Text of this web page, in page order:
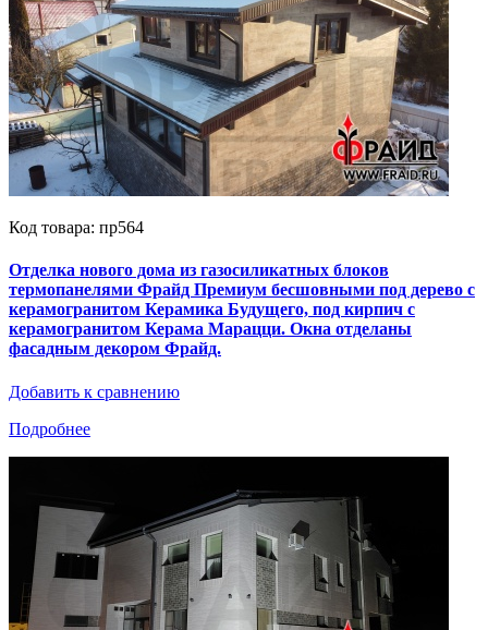
Код товара: пр564
Отделка нового дома из газосиликатных блоков
термопанелями Фрайд Премиум бесшовными под дерево с
керамогранитом Керамика Будущего, под кирпич с
керамогранитом Керама Марацци. Окна отделаны
фасадным декором Фрайд.
Добавить к сравнению
Подробнее